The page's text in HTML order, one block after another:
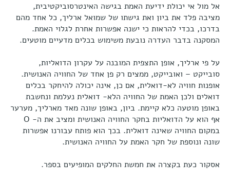
אל מול אי יכולת ידיעת האמת בגישה האינטרסוביקטיבית,
מציבה פלד את ביון ואת גישתו של שמואל ארליך, כל אחד מהם
בדרכו, בכדי להראות כי ישנה אפשרות אחרת לגלוי האמת.
המסקנה בדבר העדרה נובעת משימוש בכלים מדעיים מוטעים.
על פי ארליך, אופן התצפית המובנה על עקרון הדואליות,
סובייקט – ואובייקט, ממצים רק פן אחד של החוויה האנושית.
אופנות חוויה לא-דואלית, אם כן, אינה יכולה להיחקר בכלים
דואלים ולכן האמת של החוויה הלא- דואלית נעלמת ונחשבת
באופן מוטעה כלא קיימת. ביון, באופן שונה מאד מארליך, מערער
אף הוא על הדואליות בחקר החוויה האנושית ומציב את ה- O
במקום החוויה שאינה דואלית. בכך הוא פותח עבורנו אפשרות
שונה ונוספת של חקר האמת על החוויה האנושית.
אסקור כעת בקצרה את חמשת החלקים המופיעים בספר.